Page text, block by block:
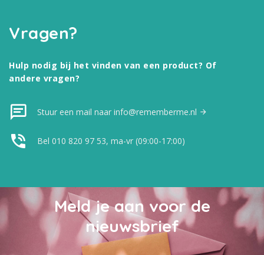
Vragen?
Hulp nodig bij het vinden van een product? Of
andere vragen?
Stuur een mail naar info@rememberme.nl
Bel 010 820 97 53, ma-vr (09:00-17:00)
Meld je aan voor de
nieuwsbrief